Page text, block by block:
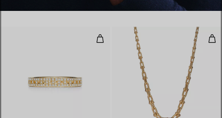
True schmaler Ring in Gold mit